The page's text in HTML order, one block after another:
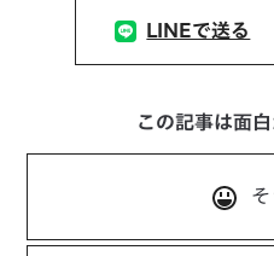
LINEで送る
この記事は面
そ